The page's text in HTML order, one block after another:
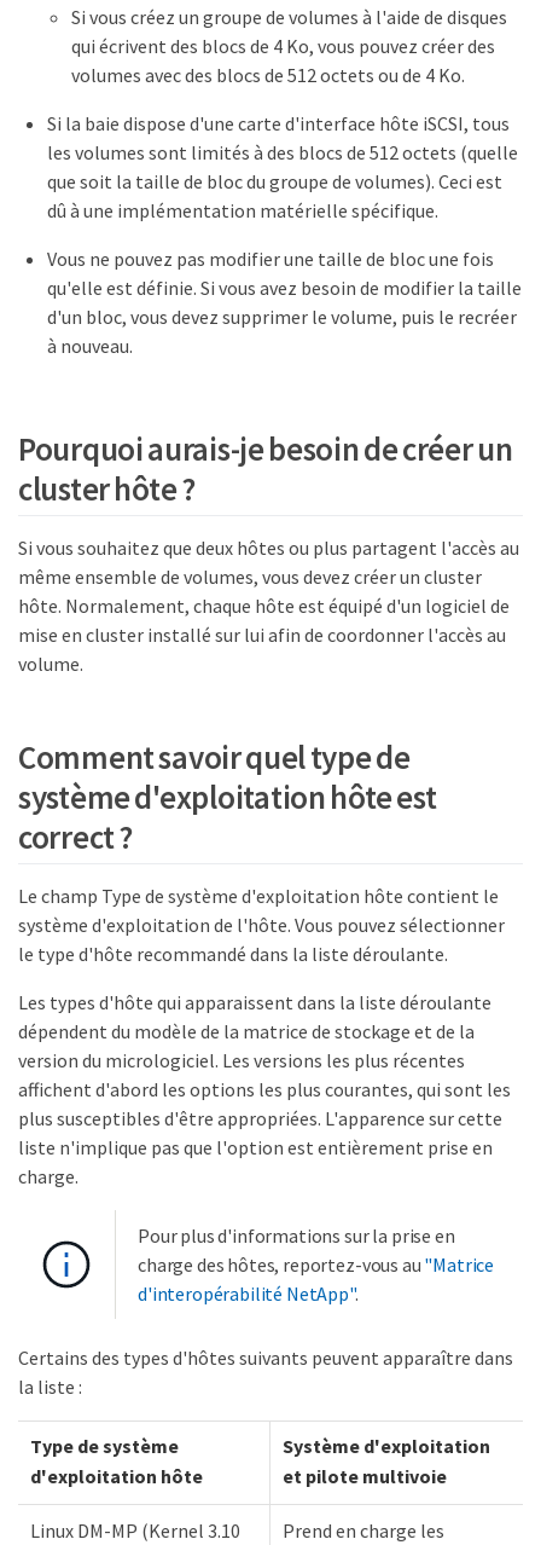
Si vous créez un groupe de volumes à l'aide de disques
qui écrivent des blocs de 4 Ko, vous pouvez créer des
volumes avec des blocs de 512 octets ou de 4 Ko.
Si la baie dispose d'une carte d'interface hôte iSCSI, tous
les volumes sont limités à des blocs de 512 octets (quelle
que soit la taille de bloc du groupe de volumes). Ceci est
dû à une implémentation matérielle spécifique.
Vous ne pouvez pas modifier une taille de bloc une fois
qu'elle est définie. Si vous avez besoin de modifier la taille
d'un bloc, vous devez supprimer le volume, puis le recréer
à nouveau.
Pourquoi aurais-je besoin de créer un
cluster hôte ?
Si vous souhaitez que deux hôtes ou plus partagent l'accès au
même ensemble de volumes, vous devez créer un cluster
hôte. Normalement, chaque hôte est équipé d'un logiciel de
mise en cluster installé sur lui afin de coordonner l'accès au
volume.
Comment savoir quel type de
système d'exploitation hôte est
correct ?
Le champ Type de système d'exploitation hôte contient le
système d'exploitation de l'hôte. Vous pouvez sélectionner
le type d'hôte recommandé dans la liste déroulante.
Les types d'hôte qui apparaissent dans la liste déroulante
dépendent du modèle de la matrice de stockage et de la
version du micrologiciel. Les versions les plus récentes
affichent d'abord les options les plus courantes, qui sont les
plus susceptibles d'être appropriées. L'apparence sur cette
liste n'implique pas que l'option est entièrement prise en
charge.
Pour plus d'informations sur la prise en
charge des hôtes, reportez-vous au "Matrice
d'interopérabilité NetApp".
Certains des types d'hôtes suivants peuvent apparaître dans
la liste :
Type de système
d'exploitation hôte
Système d'exploitation
et pilote multivoie
Linux DM-MP (Kernel 3.10
Prend en charge les